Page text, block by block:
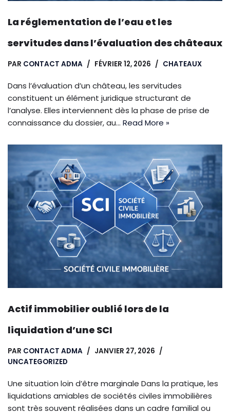
La réglementation de l’eau et les
servitudes dans l’évaluation des châteaux
PAR CONTACT ADMA FÉVRIER 12, 2026 CHATEAUX
Dans l’évaluation d’un château, les servitudes
constituent un élément juridique structurant de
l’analyse. Elles interviennent dès la phase de prise de
connaissance du dossier, au… Read More »
Actif immobilier oublié lors de la
liquidation d’une SCI
PAR CONTACT ADMA
JANVIER 27, 2026
UNCATEGORIZED
Une situation loin d’être marginale Dans la pratique, les
liquidations amiables de sociétés civiles immobilières
sont très souvent réalisées dans un cadre familial ou